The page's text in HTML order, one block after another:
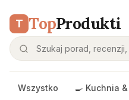
T TopProdukti
Wszystko 🍳 Kuchnia &